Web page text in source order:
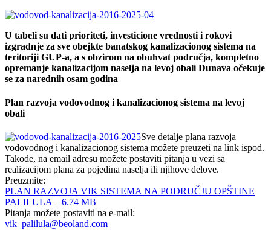
U tabeli su dati prioriteti, investicione vrednosti i rokovi
izgradnje za sve obejkte banatskog kanalizacionog sistema na
teritoriji GUP-a, a s obzirom na obuhvat područja, kompletno
opremanje kanalizacijom naselja na levoj obali Dunava očekuje
se za narednih osam godina
Plan razvoja vodovodnog i kanalizacionog sistema na levoj
obali
Sve detalje plana razvoja
vodovodnog i kanalizacionog sistema možete preuzeti na link ispod.
Takođe, na email adresu možete postaviti pitanja u vezi sa
realizacijom plana za pojedina naselja ili njihove delove.
Preuzmite:
PLAN RAZVOJA VIK SISTEMA NA PODRUČJU OPŠTINE
PALILULA – 6.74 MB
Pitanja možete postaviti na e-mail:
vik_palilula@beoland.com